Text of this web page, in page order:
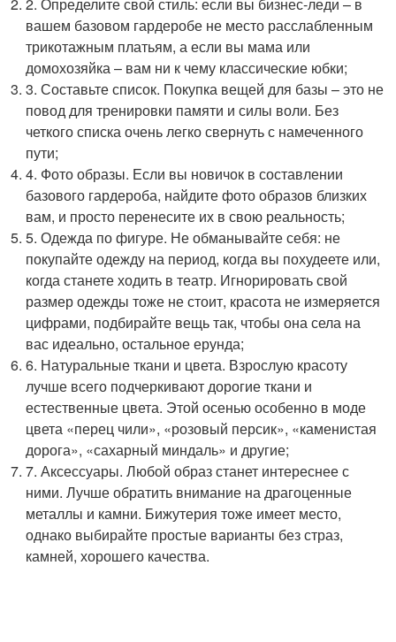
вашем базовом гардеробе не место расслабленным
трикотажным платьям, а если вы мама или
домохозяйка – вам ни к чему классические юбки;
3. Составьте список. Покупка вещей для базы – это не
повод для тренировки памяти и силы воли. Без
четкого списка очень легко свернуть с намеченного
пути;
4. Фото образы. Если вы новичок в составлении
базового гардероба, найдите фото образов близких
вам, и просто перенесите их в свою реальность;
5. Одежда по фигуре. Не обманывайте себя: не
покупайте одежду на период, когда вы похудеете или,
когда станете ходить в театр. Игнорировать свой
размер одежды тоже не стоит, красота не измеряется
цифрами, подбирайте вещь так, чтобы она села на
вас идеально, остальное ерунда;
6. Натуральные ткани и цвета. Взрослую красоту
лучше всего подчеркивают дорогие ткани и
естественные цвета. Этой осенью особенно в моде
цвета «перец чили», «розовый персик», «каменистая
дорога», «сахарный миндаль» и другие;
7. Аксессуары. Любой образ станет интереснее с
ними. Лучше обратить внимание на драгоценные
металлы и камни. Бижутерия тоже имеет место,
однако выбирайте простые варианты без страз,
камней, хорошего качества.